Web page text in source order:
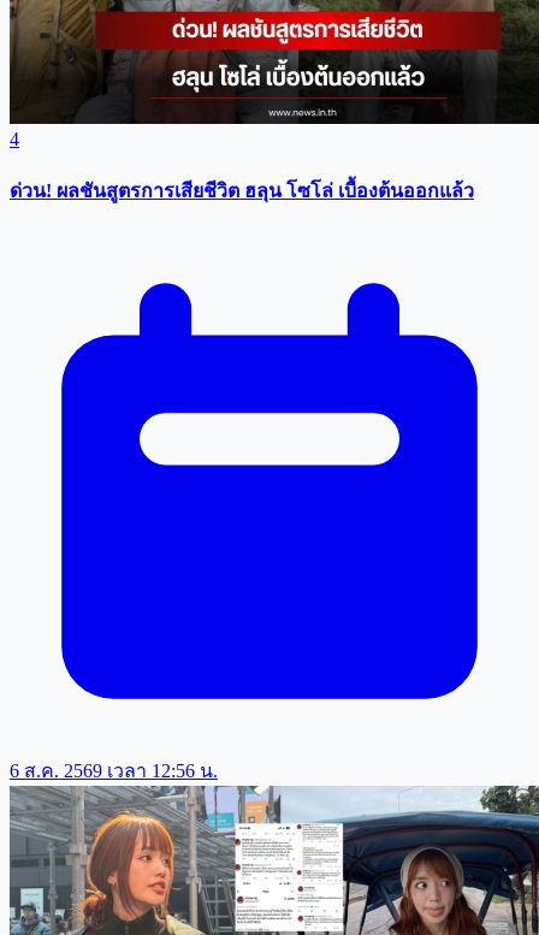
4
ด่วน! ผลชันสูตรการเสียชีวิต ฮลุน โซโล่ เบื้องต้นออกแล้ว
6 ส.ค. 2569 เวลา 12:56 น.